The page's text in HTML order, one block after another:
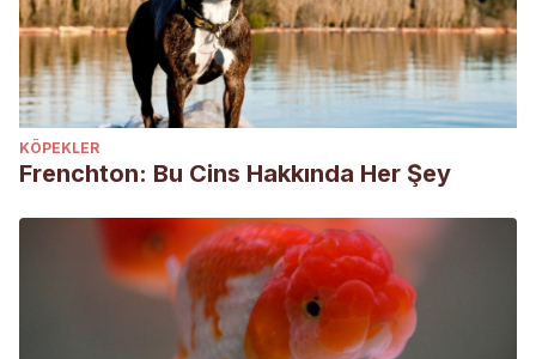
Actualización en el manejo de antibióticos en las
infecciones superficiales de piel y partes blandas. Acta
medica peruana, 23(1), 32-34.
RÍOS AM, B. M., Ortiz, G., Ayllón, T., Smit, L., Rodríguez, D.
M., & Sánchez, D. A. (2015). Staphylococcus
multirresistentes a los antibióticos y su importancia en
medicina veterinaria. Clínica Veterinaria de Pequeños
Animales AVEPA, 35(3), 149-161.
KÖPEKLER
Frenchton: Bu Cins Hakkında Her Şey